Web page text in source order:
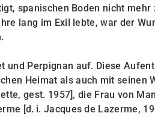
spanischen Boden nicht
lang im Exil lebte, war der
und Perpignan auf. Diese
Heimat als auch mit seinen
gest. 1957], die Frau von
[d. i. Jacques de Lazerme,